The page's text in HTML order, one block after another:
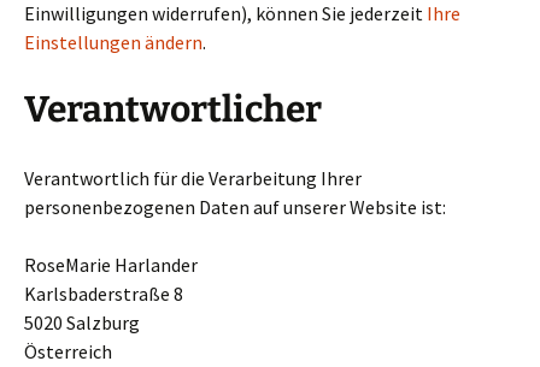
Einwilligungen widerrufen), können Sie jederzeit Ihre
Einstellungen ändern.
Verantwortlicher
Verantwortlich für die Verarbeitung Ihrer
personenbezogenen Daten auf unserer Website ist:
RoseMarie Harlander
Karlsbaderstraße 8
5020 Salzburg
Österreich